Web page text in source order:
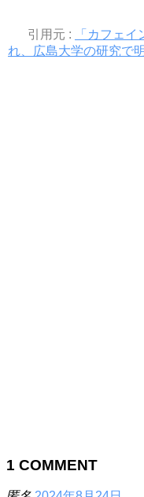
引用元 :
「カフェ
れ、広島大学の研究で
1 COMMENT